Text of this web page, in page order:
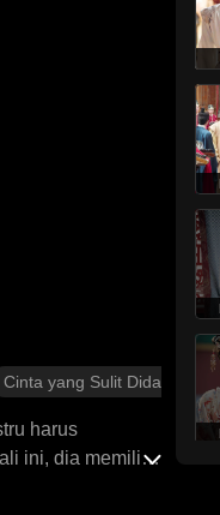
Cinta yang Sulit Didapatkan
harus
ini, dia memilih